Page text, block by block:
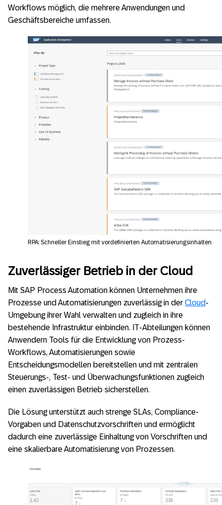
Workflows möglich, die mehrere Anwendungen und
Geschäftsbereiche umfassen.
RPA: Schneller Einstieg mit vordefinierten Automatisierungsinhalten
Zuverlässiger Betrieb in der Cloud
Mit SAP Process Automation können Unternehmen ihre
Prozesse und Automatisierungen zuverlässig in der Cloud-
Umgebung ihrer Wahl verwalten und zugleich in ihre
bestehende Infrastruktur einbinden. IT-Abteilungen können
Anwendern Tools für die Entwicklung von Prozess-
Workflows, Automatisierungen sowie
Entscheidungsmodellen bereitstellen und mit zentralen
Steuerungs-, Test- und Überwachungsfunktionen zugleich
einen zuverlässigen Betrieb sicherstellen.
Die Lösung unterstützt auch strenge SLAs, Compliance-
Vorgaben und Datenschutzvorschriften und ermöglicht
dadurch eine zuverlässige Einhaltung von Vorschriften und
eine skalierbare Automatisierung von Prozessen.